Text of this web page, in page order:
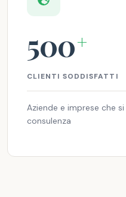
500+
CLIENTI SODDISFATTI
Aziende e imprese che
consulenza